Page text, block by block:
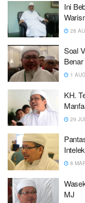
Ini
28
Soal
1
KH.
29
8
MJ